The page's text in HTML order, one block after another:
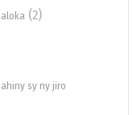
(2)
sy ny jiro